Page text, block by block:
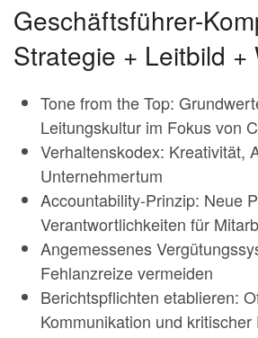
Geschäftsführer-
Strategie + Leitbild +
Tone from the Top:
Leitungskultur im Fokus von
Verhaltenskodex: Kreativität,
Unternehmertum
Accountability-Prinzip: Neue
Verantwortlichkeiten für
Angemessenes
Fehlanzreize vermeiden
Berichtspflichten etablieren:
Kommunikation und kritischer